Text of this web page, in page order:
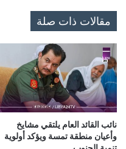
مقالات ذات صلة
نائب القائد العام يلتقي مشايخ
وأعيان منطقة تمسة ويؤكد أولوية